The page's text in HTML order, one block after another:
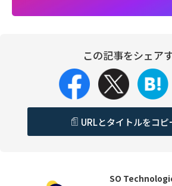
この記事をシェア
URLとタイトルをコピ
SO